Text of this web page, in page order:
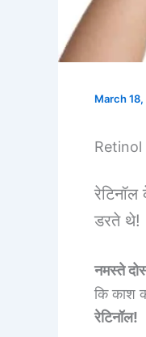
March
Retinol
डरते थे!
नमस्ते
कि काश
रेटिनॉल!